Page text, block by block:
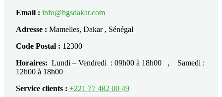
Email : info@hgsdakar.com
Adresse : Mamelles, Dakar , Sénégal
Code Postal : 12300
Horaires: Lundi – Vendredi : 09h00 à 18h00 , Samedi :
12h00 à 18h00
Service clients : +221 77 482 00 49